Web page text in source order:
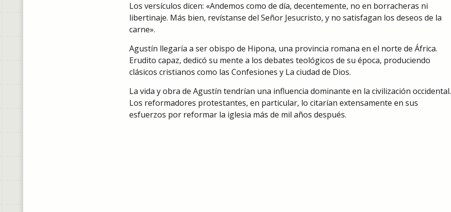
Los versículos dicen: «Andemos como de día, decentemente, no en borracheras ni
libertinaje. Más bien, revístanse del Señor Jesucristo, y no satisfagan los deseos de la
carne».
Agustín llegaría a ser obispo de Hipona, una provincia romana en el norte de África.
Erudito capaz, dedicó su mente a los debates teológicos de su época, produciendo
clásicos cristianos como las Confesiones y La ciudad de Dios.
La vida y obra de Agustín tendrían una influencia dominante en la civilización occidental.
Los reformadores protestantes, en particular, lo citarían extensamente en sus
esfuerzos por reformar la iglesia más de mil años después.